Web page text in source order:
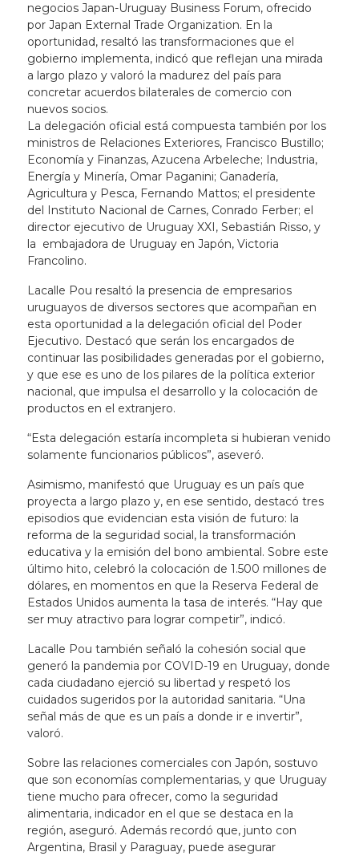
negocios Japan-Uruguay Business Forum, ofrecido
por Japan External Trade Organization. En la
oportunidad, resaltó las transformaciones que el
gobierno implementa, indicó que reflejan una mirada
a largo plazo y valoró la madurez del país para
concretar acuerdos bilaterales de comercio con
nuevos socios.
La delegación oficial está compuesta también por los
ministros de Relaciones Exteriores, Francisco Bustillo;
Economía y Finanzas, Azucena Arbeleche; Industria,
Energía y Minería, Omar Paganini; Ganadería,
Agricultura y Pesca, Fernando Mattos; el presidente
del Instituto Nacional de Carnes, Conrado Ferber; el
director ejecutivo de Uruguay XXI, Sebastián Risso, y
la embajadora de Uruguay en Japón, Victoria
Francolino.
Lacalle Pou resaltó la presencia de empresarios
uruguayos de diversos sectores que acompañan en
esta oportunidad a la delegación oficial del Poder
Ejecutivo. Destacó que serán los encargados de
continuar las posibilidades generadas por el gobierno,
y que ese es uno de los pilares de la política exterior
nacional, que impulsa el desarrollo y la colocación de
productos en el extranjero.
“Esta delegación estaría incompleta si hubieran venido
solamente funcionarios públicos”, aseveró.
Asimismo, manifestó que Uruguay es un país que
proyecta a largo plazo y, en ese sentido, destacó tres
episodios que evidencian esta visión de futuro: la
reforma de la seguridad social, la transformación
educativa y la emisión del bono ambiental. Sobre este
último hito, celebró la colocación de 1.500 millones de
dólares, en momentos en que la Reserva Federal de
Estados Unidos aumenta la tasa de interés. “Hay que
ser muy atractivo para lograr competir”, indicó.
Lacalle Pou también señaló la cohesión social que
generó la pandemia por COVID-19 en Uruguay, donde
cada ciudadano ejerció su libertad y respetó los
cuidados sugeridos por la autoridad sanitaria. “Una
señal más de que es un país a donde ir e invertir”,
valoró.
Sobre las relaciones comerciales con Japón, sostuvo
que son economías complementarias, y que Uruguay
tiene mucho para ofrecer, como la seguridad
alimentaria, indicador en el que se destaca en la
región, aseguró. Además recordó que, junto con
Argentina, Brasil y Paraguay, puede asegurar